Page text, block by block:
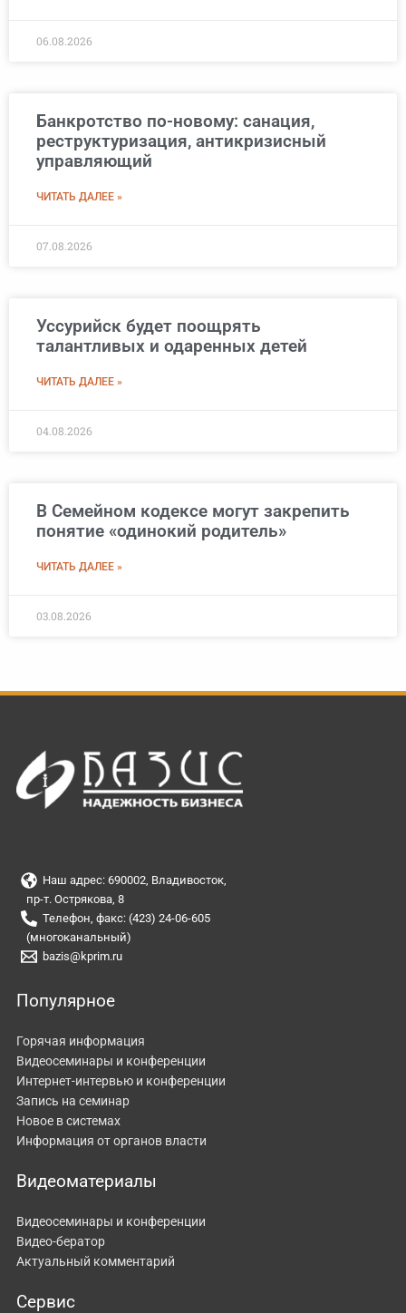
06.08.2026
Банкротство по-новому: санация,
реструктуризация, антикризисный
управляющий
ЧИТАТЬ ДАЛЕЕ »
07.08.2026
Уссурийск будет поощрять
талантливых и одаренных детей
ЧИТАТЬ ДАЛЕЕ »
04.08.2026
В Семейном кодексе могут закрепить
понятие «одинокий родитель»
ЧИТАТЬ ДАЛЕЕ »
03.08.2026
Наш адрес: 690002, Владивосток,
пр-т. Острякова, 8
Телефон, факс: (423) 24-06-605
(многоканальный)
bazis@kprim.ru
Популярное
Горячая информация
Видеосеминары и конференции
Интернет-интервью и конференции
Запись на семинар
Новое в системах
Информация от органов власти
Видеоматериалы
Видеосеминары и конференции
Видео-бератор
Актуальный комментарий
Сервис